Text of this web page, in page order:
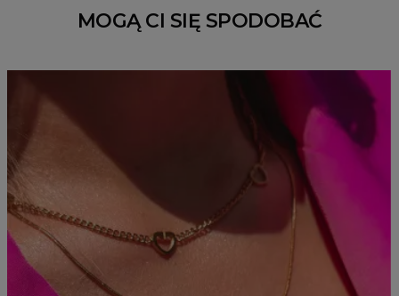
MOGĄ CI SIĘ SPODOBAĆ